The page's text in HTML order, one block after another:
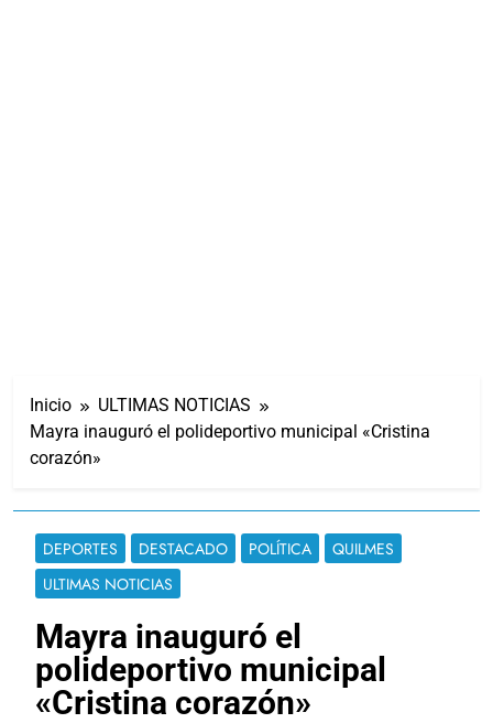
Inicio
ULTIMAS NOTICIAS
Mayra inauguró el polideportivo municipal «Cristina
corazón»
DEPORTES DESTACADO POLÍTICA
QUILMES
ULTIMAS NOTICIAS
Mayra inauguró el
polideportivo municipal
«Cristina corazón»